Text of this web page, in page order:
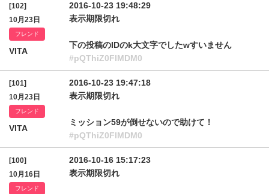
[102]
10月23日
フレンド
VITA
2016-10-23 19:48:29
表示期限切れ
下の投稿のIDのk大文字でしたwすいません
#pQThiZ0FlMDM0
[101]
10月23日
フレンド
VITA
2016-10-23 19:47:18
表示期限切れ
ミッション59が倒せないので助けて！
#pQThiZ0FlMDM0
[100]
10月16日
フレンド
2016-10-16 15:17:23
表示期限切れ